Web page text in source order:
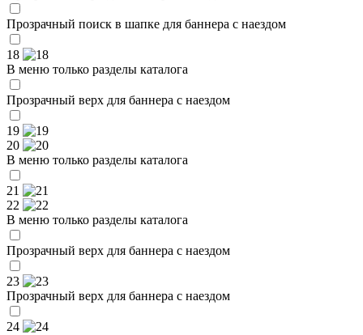
Прозрачный поиск в шапке для баннера с наездом
18
В меню только разделы каталога
Прозрачный верх для баннера с наездом
19
20
В меню только разделы каталога
21
22
В меню только разделы каталога
Прозрачный верх для баннера с наездом
23
Прозрачный верх для баннера с наездом
24